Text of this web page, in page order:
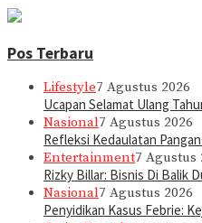
Pos Terbaru
Lifestyle7 Agustus 2026
Ucapan Selamat Ulang
Nasional7 Agustus 2026
Refleksi Kedaulatan
Entertainment7 Agustus
Rizky Billar: Bisnis Di Balik
Nasional7 Agustus 2026
Penyidikan Kasus Febrie: